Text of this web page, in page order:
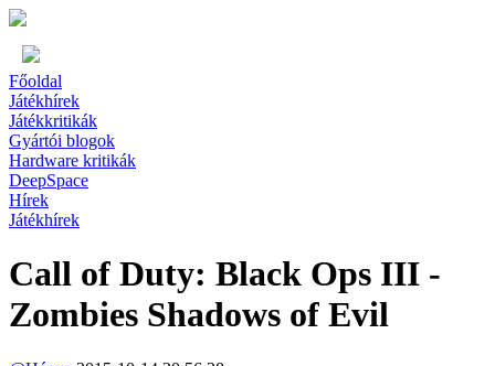
Főoldal
Játékhírek
Játékkritikák
Gyártói blogok
Hardware kritikák
DeepSpace
Hírek
Játékhírek
Call of Duty: Black Ops III -
Zombies Shadows of Evil